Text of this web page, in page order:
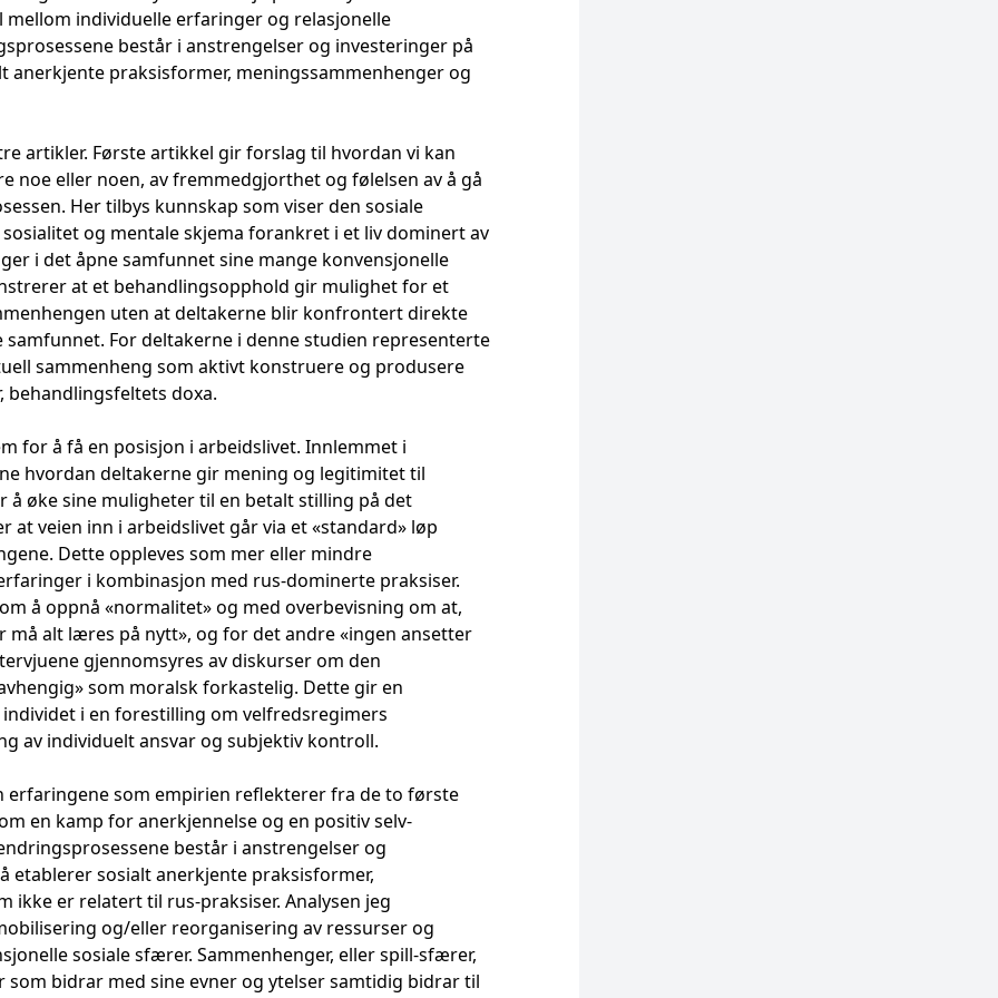
individuelle erfaringer og relasjonelle
består i anstrengelser og investeringer på
anerkjente praksisformer, meningssammenhenger og
artikler. Første artikkel gir forslag til hvordan vi kan
noe eller noen, av fremmedgjorthet og følelsen av å gå
Her tilbys kunnskap som viser den sosiale
og mentale skjema forankret i et liv dominert av
i det åpne samfunnet sine mange konvensjonelle
at et behandlingsopphold gir mulighet for et
uten at deltakerne blir konfrontert direkte
For deltakerne i denne studien representerte
sammenheng som aktivt konstruere og produsere
behandlingsfeltets doxa.
for å få en posisjon i arbeidslivet. Innlemmet i
hvordan deltakerne gir mening og legitimitet til
øke sine muligheter til en betalt stilling på det
veien inn i arbeidslivet går via et «standard» løp
Dette oppleves som mer eller mindre
i kombinasjon med rus-dominerte praksiser.
å oppnå «normalitet» og med overbevisning om at,
alt læres på nytt», og for det andre «ingen ansetter
gjennomsyres av diskurser om den
som moralsk forkastelig. Dette gir en
i en forestilling om velfredsregimers
av individuelt ansvar og subjektiv kontroll.
erfaringene som empirien reflekterer fra de to første
en kamp for anerkjennelse og en positiv selv-
består i anstrengelser og
etablerer sosialt anerkjente praksisformer,
er relatert til rus-praksiser. Analysen jeg
og/eller reorganisering av ressurser og
sosiale sfærer. Sammenhenger, eller spill-sfærer,
bidrar med sine evner og ytelser samtidig bidrar til